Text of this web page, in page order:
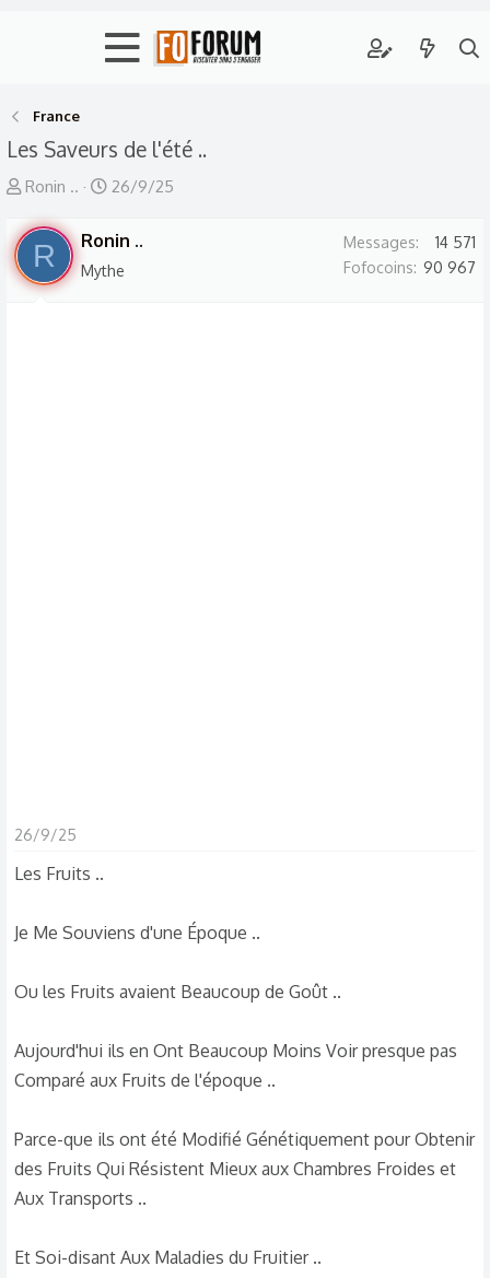
France
Les Saveurs de l'été ..
A
t
u
Ronin ..
D
t
e
26/9/25
R Ronin ..
Mythe
Messages
14 571
Fofocoins 90 967
26/9/25
Les Fruits ..
Je Me Souviens d'une Époque ..
Ou les Fruits avaient Beaucoup de Goût ..
Aujourd'hui ils en Ont Beaucoup Moins Voir presque pas
Comparé aux Fruits de l'époque ..
Parce-que ils ont été Modifié Génétiquement pour Obtenir
des Fruits Qui Résistent Mieux aux Chambres Froides et
Aux Transports ..
Et Soi-disant Aux Maladies du Fruitier ..